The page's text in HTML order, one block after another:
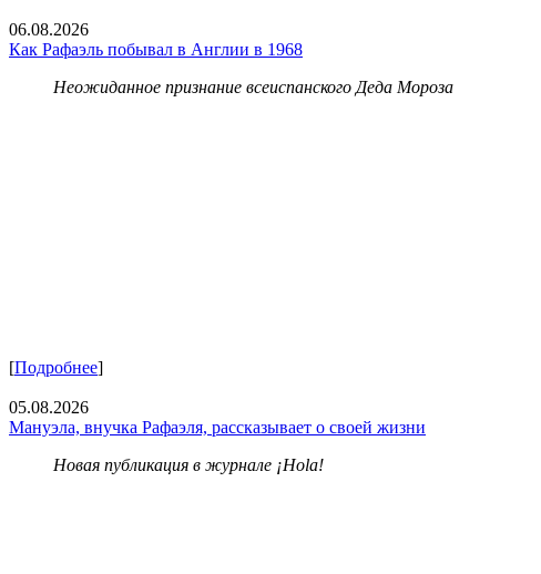
06.08.2026
Как Рафаэль побывал в Англии в 1968
Неожиданное признание всеиспанского Деда Мороза
[Подробнее]
05.08.2026
Мануэла, внучка Рафаэля, рассказывает о своей жизни
Новая публикация в журнале ¡Hola!